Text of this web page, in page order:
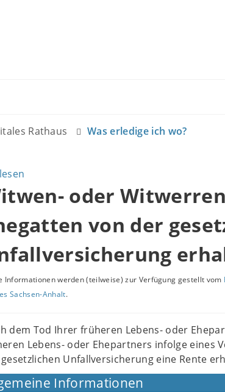
Rathaus Was erledige ich wo?
oder
von der
Informationen werden (teilweise) zur Verfügung gestellt vom
Sachsen-Anhalt.
dem Tod Ihrer früheren Lebens- oder
Lebens- oder Ehepartners infolge eines
Unfallversicherung eine Rente
Informationen